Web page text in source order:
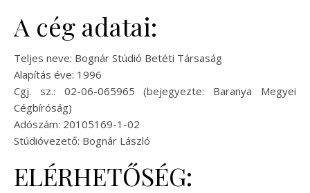
A cég adatai:
Teljes neve: Bognár Stúdió Betéti Társaság
Alapítás éve: 1996
Cgj. sz.: 02-06-065965 (bejegyezte: Baranya Megyei
Cégbíróság)
Adószám: 20105169-1-02
Stúdióvezető: Bognár László
ELÉRHETŐSÉG: